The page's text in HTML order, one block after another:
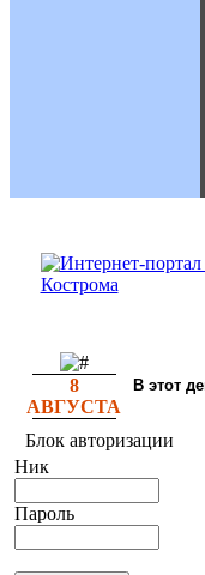
8
АВГУСТА
В этот
Блок авторизации
Ник
Пароль